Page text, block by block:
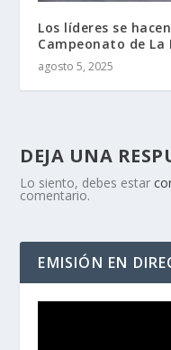
Los líderes se
Campeonato de
agosto 5, 2025
DEJA UNA
Lo siento, debes estar
comentario.
EMISIÓN EN